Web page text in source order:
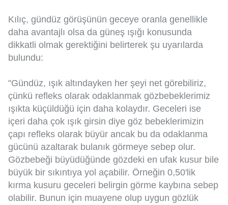
Kılıç, gündüz görüşünün geceye oranla genellikle
daha avantajlı olsa da güneş ışığı konusunda
dikkatli olmak gerektiğini belirterek şu uyarılarda
bulundu:
"Gündüz, ışık altındayken her şeyi net görebiliriz,
çünkü refleks olarak odaklanmak gözbebeklerimiz
ışıkta küçüldüğü için daha kolaydır. Geceleri ise
içeri daha çok ışık girsin diye göz bebeklerimizin
çapı refleks olarak büyür ancak bu da odaklanma
gücünü azaltarak bulanık görmeye sebep olur.
Gözbebeği büyüdüğünde gözdeki en ufak kusur bile
büyük bir sıkıntıya yol açabilir. Örneğin 0,50'lik
kırma kusuru geceleri belirgin görme kaybına sebep
olabilir. Bunun için muayene olup uygun gözlük